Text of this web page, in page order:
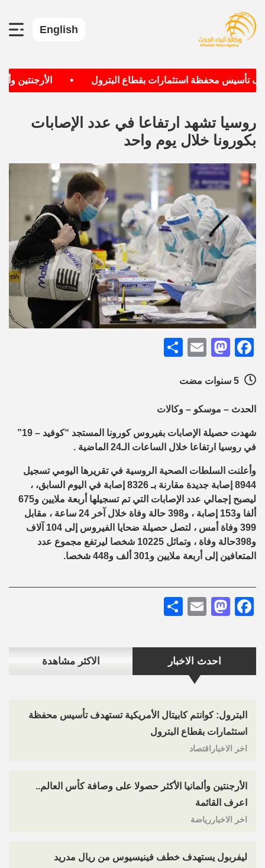
English
تأسيس محفظة استثمارات بقطاع البترول الأرجنتين
احدث الاخبار الاكثر مشاهدة
البترول: كوانتم كابيتال الأمريكية تستهدف تأسيس محفظة
استثمارات بقطاع البترول
اخر الاخباراقتصاد
الأرجنتين وألمانيا الأكثر حصولا على وصافة كأس العالم..
اعرف القائمة
اخر الاخباررياضة
ليفربول يستهدف خطف فينيسيوس من ريال مدريد
روسيا تشهد ارتفاعا في عدد الإصابات
بكورونا خلال يوم واحد
Facebook
Mastodon
Email
الحدث – موسكو – وكالات
شهدت حصيلة الإصابات بفيروس كورونا المستجد “كوفيد – 19”
في روسيا ارتفاعا خلال الساعات الـ24 الماضية .
وأعلنت السلطات الصحية الروسية في تقريرها اليومي تسجيل
8944 إصابة جديدة مقارنة بـ 8326 إصابة في اليوم السابق، ،
ليصبح إجمالي عدد الإصابات التي تم تسجيلها أربعة ملايين و675
ألفا و153 إصابة ، و398 حالة وفاة خلال آخر 24 ساعة ، مقابل
399 وفاة أمس ، لتصل حصيلة ضحايا الفيروس إلى 104 آلاف
و398حالة وفاة ، وتماثل 10225 شخصا ليرتفع مجموع عدد
المتعافين إلى أربعة ملايين و301 ألف و448 شخصا.
Facebook
Mastodon
Email